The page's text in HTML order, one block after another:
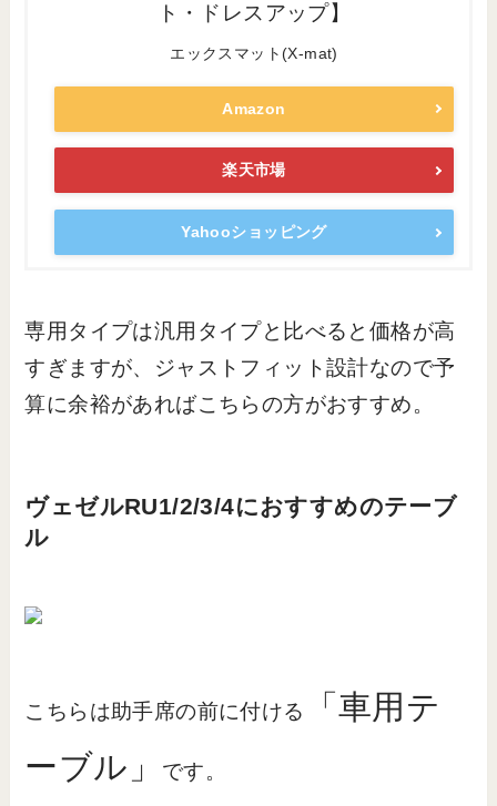
ト・ドレスアップ】
エックスマット(X-mat)
Amazon
楽天市場
Yahooショッピング
専用タイプは汎用タイプと比べると価格が高
すぎますが、ジャストフィット設計なので予
算に余裕があればこちらの方がおすすめ。
ヴェゼルRU1/2/3/4におすすめのテーブ
ル
こちらは助手席の前に付ける
「車用テ
ーブル」
です。